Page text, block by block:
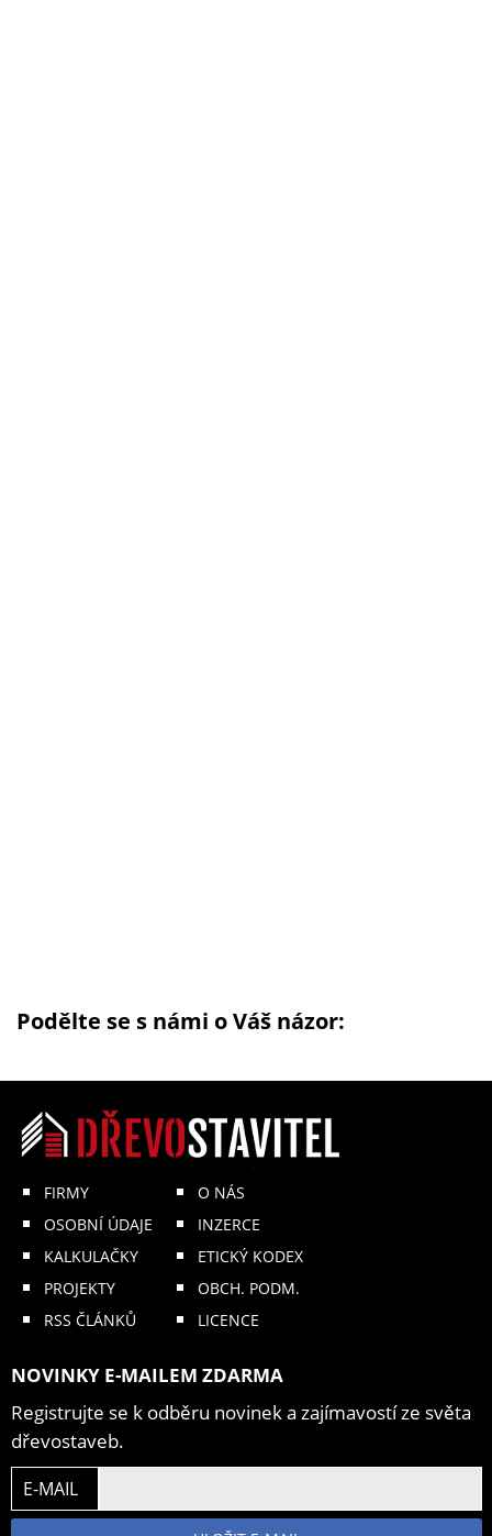
Podělte se s námi o Váš názor:
FIRMY
OSOBNÍ ÚDAJE
KALKULAČKY
PROJEKTY
RSS ČLÁNKŮ
O NÁS
INZERCE
ETICKÝ KODEX
OBCH. PODM.
LICENCE
NOVINKY E-MAILEM ZDARMA
Registrujte se k odběru novinek a zajímavostí ze světa
dřevostaveb.
E-MAIL